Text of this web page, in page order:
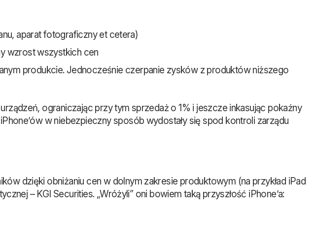
aparat fotograficzny et cetera)
wzrost wszystkich cen
produkcie. Jednocześnie czerpanie zysków z produktów niższego
ograniczając przy tym sprzedaż o 1% i jeszcze inkasując pokaźny
w niebezpieczny sposób wydostały się spod kontroli zarządu
dzięki obniżaniu cen w dolnym zakresie produktowym (na przykład iPad
– KGI Securities. „Wróżyli” oni bowiem taką przyszłość iPhone’a: